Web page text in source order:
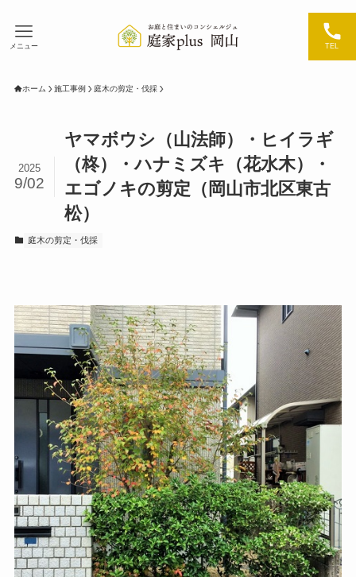
TEL
メニュー
ホーム 施工事例 庭木の剪定・伐採
ヤマボウシ（山法師）・ヒイラギ
（柊）・ハナミズキ（花水木）・
エゴノキの剪定（岡山市北区東古
松）
2025
9/02
庭木の剪定・伐採